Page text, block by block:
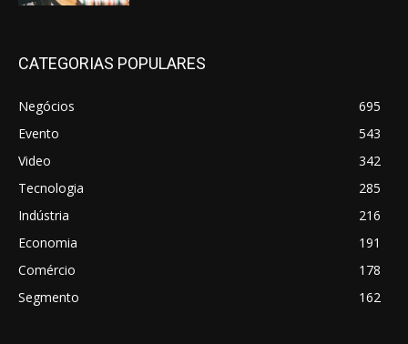
CATEGORIAS POPULARES
Negócios
695
Evento
543
Video
342
Tecnologia
285
Indústria
216
Economia
191
Comércio
178
Segmento
162